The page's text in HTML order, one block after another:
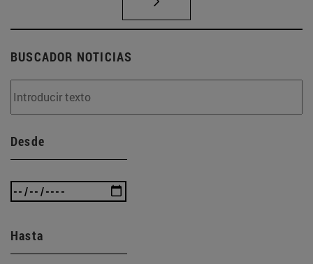
BUSCADOR NOTICIAS
Desde
Hasta